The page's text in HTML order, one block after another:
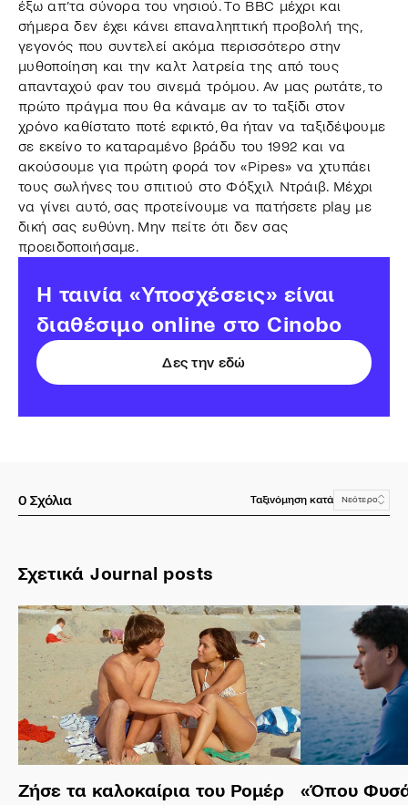
έξω απ’τα σύνορα του νησιού. Το BBC μέχρι και
σήμερα δεν έχει κάνει επαναληπτική προβολή της,
γεγονός που συντελεί ακόμα περισσότερο στην
μυθοποίηση και την καλτ λατρεία της από τους
απανταχού φαν του σινεμά τρόμου. Αν μας ρωτάτε, το
πρώτο πράγμα που θα κάναμε αν το ταξίδι στον
χρόνο καθίστατο ποτέ εφικτό, θα ήταν να ταξιδέψουμε
σε εκείνο το καταραμένο βράδυ του 1992 και να
ακούσουμε για πρώτη φορά τον «Pipes» να χτυπάει
τους σωλήνες του σπιτιού στο Φόξχιλ Ντράιβ. Μέχρι
να γίνει αυτό, σας προτείνουμε να πατήσετε play με
δική σας ευθύνη. Μην πείτε ότι δεν σας
προειδοποιήσαμε.
H ταινία «Υποσχέσεις» είναι
διαθέσιμο online στο Cinobo
Δες την εδώ
0 Σχόλια Ταξινόμηση κατά Νεότερο
Σχετικά Journal posts
Ζήσε τα καλοκαίρια του Ρομέρ
«Όπου